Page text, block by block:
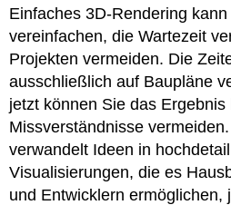
Einfaches 3D-Rendering
vereinfachen, die Wartezeit
Projekten vermeiden. Die
ausschließlich auf Baupläne
jetzt können Sie das
Missverständnisse
verwandelt Ideen in
Visualisierungen, die es
und Entwicklern ermöglichen,